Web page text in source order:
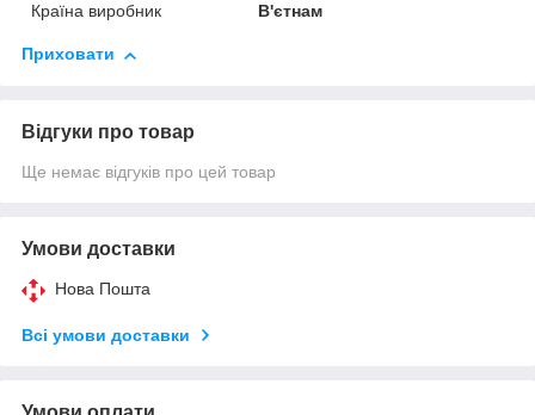
Країна виробник
В'єтнам
Приховати
Відгуки про товар
Ще немає відгуків про цей товар
Умови доставки
Нова Пошта
Всі умови доставки